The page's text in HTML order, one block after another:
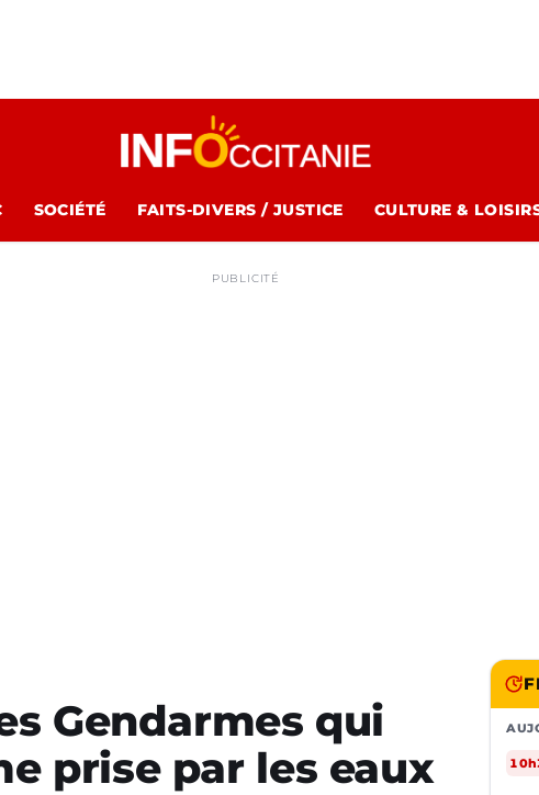
SOCIÉTÉ FAITS-DIVERS / JUSTICE CULTURE &
PUBLICITÉ
Gendarmes qui
prise par les eaux